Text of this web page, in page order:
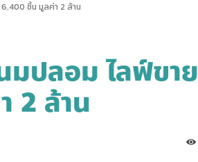
ชิ้น มูลค่า 2 ล้าน
มปลอม ไลฟ์ขาย
2 ล้าน